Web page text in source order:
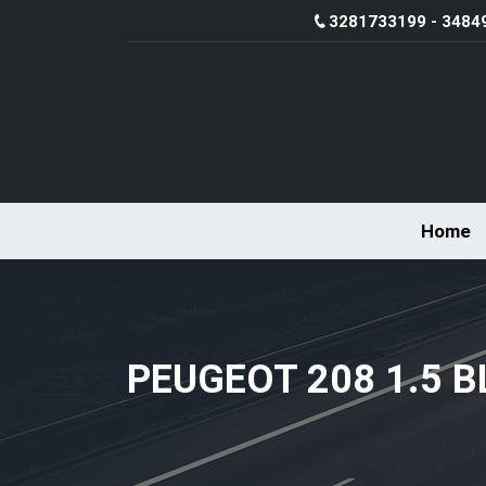
3281733199 -
Home
PEUGEOT 208 1.5